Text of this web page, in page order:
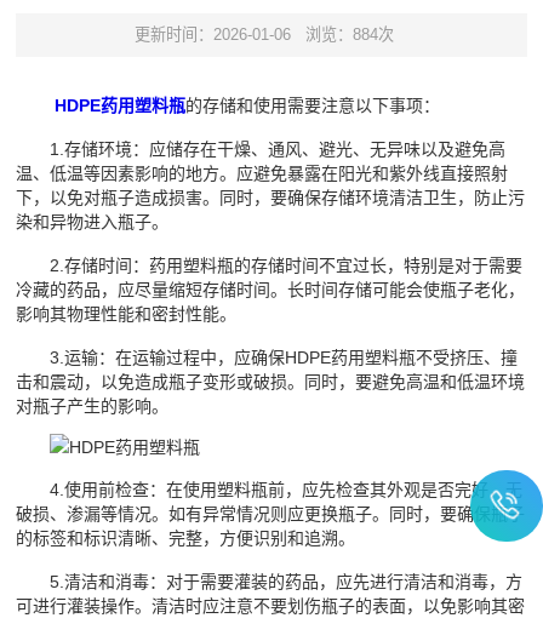
更新时间：2026-01-06 浏览：884次
HDPE药用塑料瓶的存储和使用需要注意以下事项：
1.存储环境：应储存在干燥、通风、避光、无异味以及避免高
温、低温等因素影响的地方。应避免暴露在阳光和紫外线直接照射
下，以免对瓶子造成损害。同时，要确保存储环境清洁卫生，防止污
染和异物进入瓶子。
2.存储时间：药用塑料瓶的存储时间不宜过长，特别是对于需要
冷藏的药品，应尽量缩短存储时间。长时间存储可能会使瓶子老化，
影响其物理性能和密封性能。
3.运输：在运输过程中，应确保HDPE药用塑料瓶不受挤压、撞
击和震动，以免造成瓶子变形或破损。同时，要避免高温和低温环境
对瓶子产生的影响。
4.使用前检查：在使用塑料瓶前，应先检查其外观是否完好，无
破损、渗漏等情况。如有异常情况则应更换瓶子。同时，要确保瓶子
的标签和标识清晰、完整，方便识别和追溯。
5.清洁和消毒：对于需要灌装的药品，应先进行清洁和消毒，方
可进行灌装操作。清洁时应注意不要划伤瓶子的表面，以免影响其密